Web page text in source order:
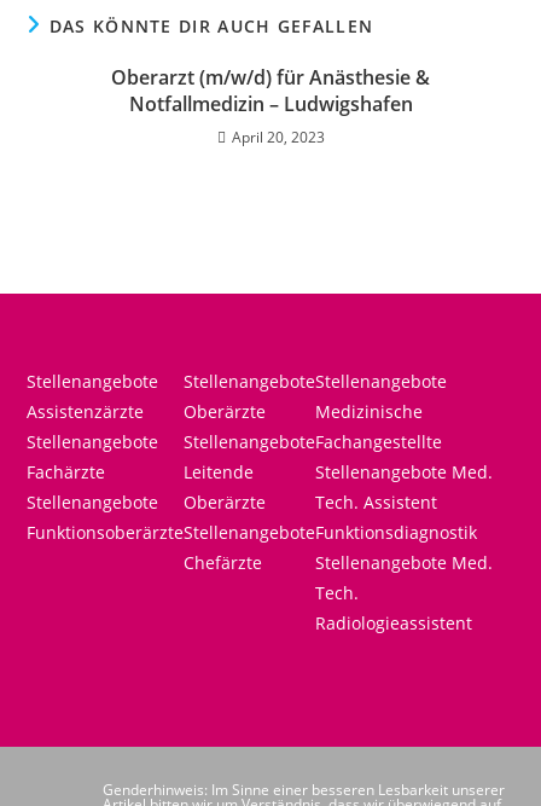
DAS KÖNNTE DIR AUCH GEFALLEN
Oberarzt (m/w/d) für Anästhesie &
Notfallmedizin – Ludwigshafen
April 20, 2023
Stellenangebote
Assistenzärzte
Stellenangebote
Fachärzte
Stellenangebote
Funktionsoberärzte
Stellenangebote
Oberärzte
Stellenangebote
Leitende
Oberärzte
Stellenangebote
Chefärzte
Stellenangebote
Medizinische
Fachangestellte
Stellenangebote Med.
Tech. Assistent
Funktionsdiagnostik
Stellenangebote Med.
Tech.
Radiologieassistent
Genderhinweis: Im Sinne einer besseren Lesbarkeit unserer